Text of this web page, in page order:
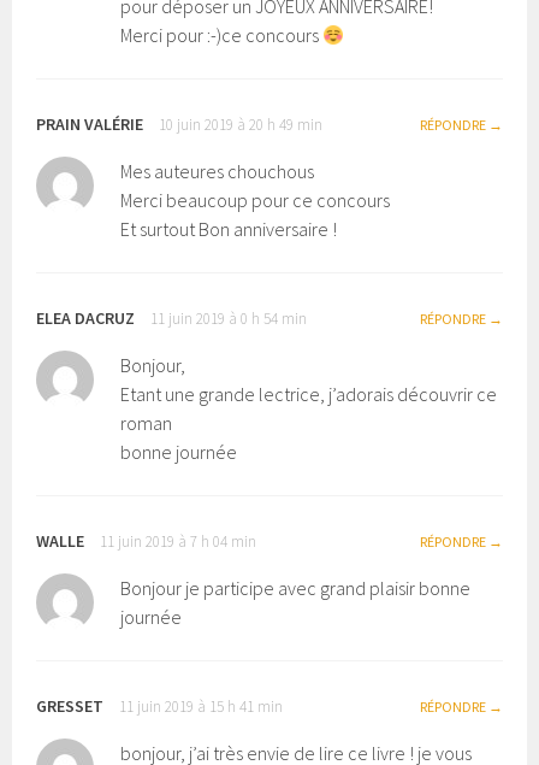
pour déposer un JOYEUX ANNIVERSAIRE!
Merci pour :-)ce concours
PRAIN VALÉRIE 10 juin 2019 à 20 h 49 min RÉPONDRE
Mes auteures chouchous
Merci beaucoup pour ce concours
Et surtout Bon anniversaire !
ELEA DACRUZ 11 juin 2019 à 0 h 54 min RÉPONDRE
Bonjour,
Etant une grande lectrice, j’adorais découvrir ce
roman
bonne journée
WALLE 11 juin 2019 à 7 h 04 min RÉPONDRE
Bonjour je participe avec grand plaisir bonne
journée
GRESSET 11 juin 2019 à 15 h 41 min RÉPONDRE
bonjour, j’ai très envie de lire ce livre ! je vous